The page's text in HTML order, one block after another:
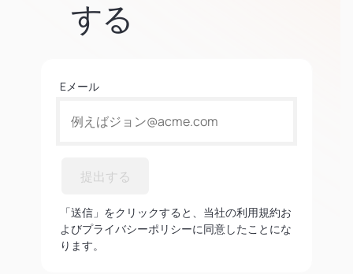
する
Eメール
提出する
「送信」をクリックすると、当社の利用規約お
よびプライバシーポリシーに同意したことにな
ります。